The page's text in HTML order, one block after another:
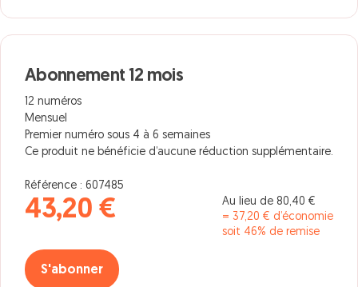
Abonnement 12 mois
12 numéros
Mensuel
Premier numéro sous 4 à 6 semaines
Ce produit ne bénéficie d’aucune réduction supplémentaire.
Référence : 607485
43,20 €
Au lieu de 80,40 €
= 37,20 € d’économie
soit 46% de remise
S'abonner